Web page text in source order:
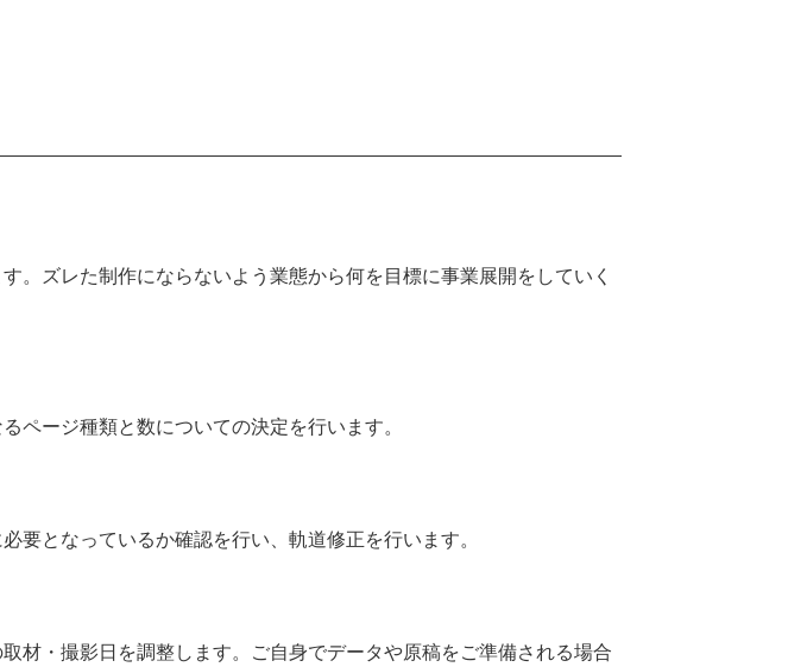
。ズレた制作にならないよう業態から何を目標に事業展開をしていく
ページ種類と数についての決定を行います。
要となっているか確認を行い、軌道修正を行います。
材・撮影日を調整します。ご自身でデータや原稿をご準備される場合